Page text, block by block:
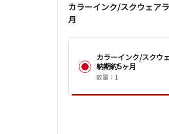
カラーインク/スクウェア
月
カラーインク/スクウ
納期約5ヶ月
数量：1